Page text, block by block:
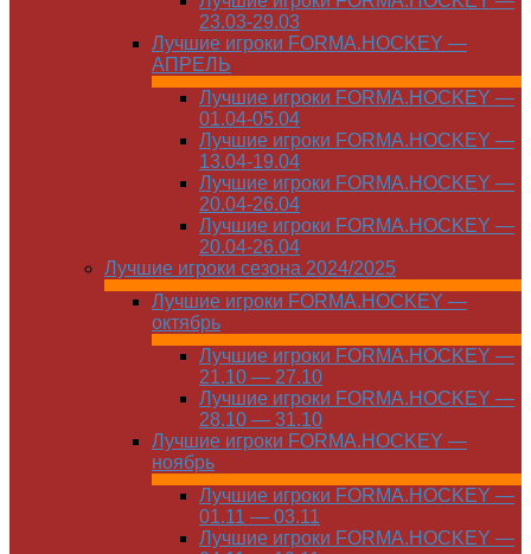
23.03-29.03
Лучшие игроки FORMA.HOCKEY —
АПРЕЛЬ
Лучшие игроки FORMA.HOCKEY —
01.04-05.04
Лучшие игроки FORMA.HOCKEY —
13.04-19.04
Лучшие игроки FORMA.HOCKEY —
20.04-26.04
Лучшие игроки FORMA.HOCKEY —
20.04-26.04
Лучшие игроки сезона 2024/2025
Лучшие игроки FORMA.HOCKEY —
октябрь
Лучшие игроки FORMA.HOCKEY —
21.10 — 27.10
Лучшие игроки FORMA.HOCKEY —
28.10 — 31.10
Лучшие игроки FORMA.HOCKEY —
ноябрь
Лучшие игроки FORMA.HOCKEY —
01.11 — 03.11
Лучшие игроки FORMA.HOCKEY —